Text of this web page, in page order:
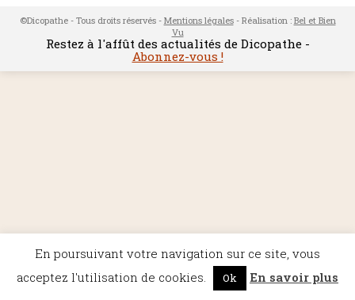
©Dicopathe - Tous droits réservés - Mentions légales- Réalisation : Bel et Bien
Vu
Restez à l'affût des actualités de Dicopathe -
Abonnez-vous !
En poursuivant votre navigation sur ce site, vous
acceptez l'utilisation de cookies.
Ok En savoir plus